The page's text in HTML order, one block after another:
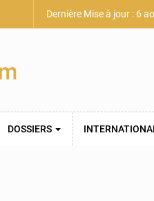
Dernière Mise à jour : 6
DOSSIERS